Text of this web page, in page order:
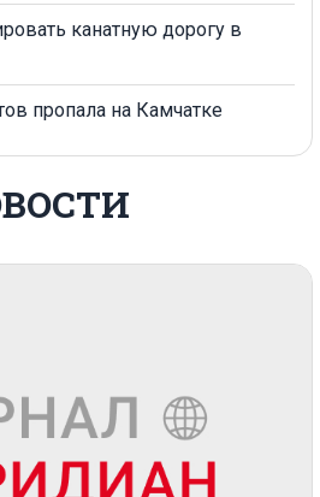
канатную дорогу в
пропала на Камчатке